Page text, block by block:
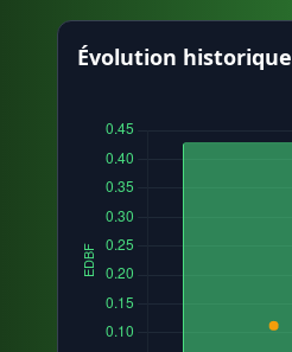
Évolution historique